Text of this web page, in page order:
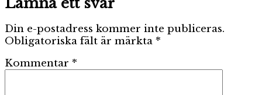
Din e-postadress kommer inte publiceras.
Obligatoriska fält är märkta *
Kommentar *